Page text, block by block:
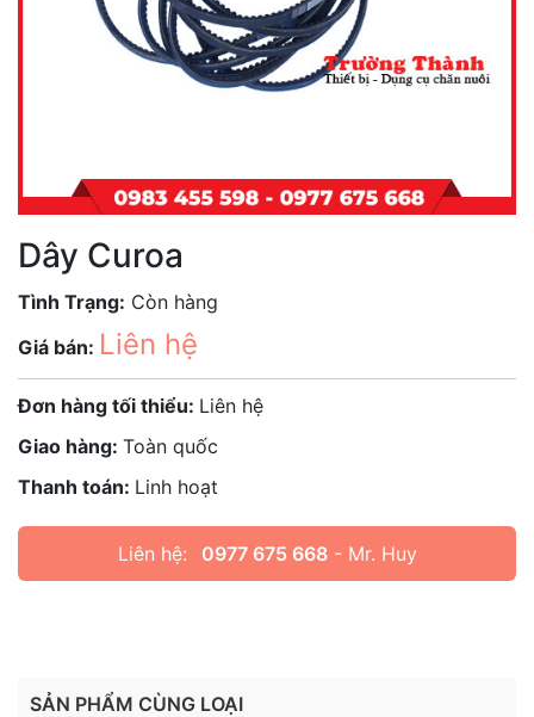
Dây Curoa
Tình Trạng: Còn hàng
Giá bán: Liên hệ
Đơn hàng tối thiểu: Liên hệ
Giao hàng: Toàn quốc
Thanh toán: Linh hoạt
Liên hệ: 0977 675 668- Mr. Huy
SẢN PHẨM CÙNG LOẠI